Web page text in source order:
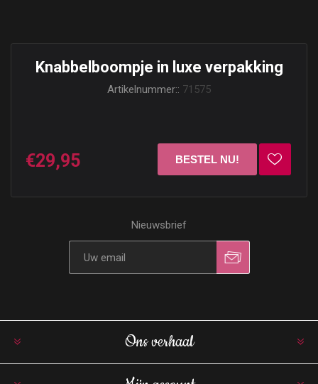
Knabbelboompje in luxe verpakking
Artikelnummer:: 71575
€29,95
Nieuwsbrief
Ons verhaal